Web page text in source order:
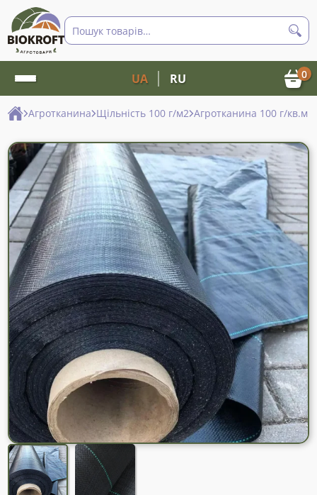
Пошук
товарів
UA RU 0
Агротканина Щільність 100 г/м2 Агротканина 100 г/